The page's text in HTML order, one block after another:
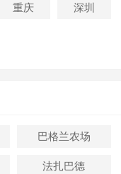
重庆 深圳
巴格兰农场
法扎巴德